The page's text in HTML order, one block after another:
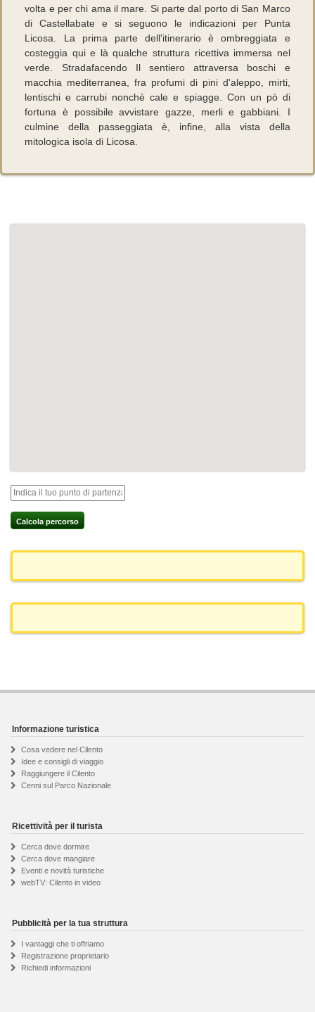
volta e per chi ama il mare. Si parte dal porto di San Marco
di Castellabate e si seguono le indicazioni per Punta
Licosa. La prima parte dell'itinerario è ombreggiata e
costeggia qui e là qualche struttura ricettiva immersa nel
verde. Stradafacendo Il sentiero attraversa boschi e
macchia mediterranea, fra profumi di pini d'aleppo, mirti,
lentischi e carrubi nonchè cale e spiagge. Con un pò di
fortuna è possibile avvistare gazze, merli e gabbiani. I
culmine della passeggiata è, infine, alla vista della
mitologica isola di Licosa.
Calcola percorso
Informazione turistica
Cosa vedere nel Cilento
Idee e consigli di viaggio
Raggiungere il Cilento
Cenni sul Parco Nazionale
Ricettività per il turista
Cerca dove dormire
Cerca dove mangiare
Eventi e novità turistiche
webTV: Cilento in video
Pubblicità per la tua struttura
I vantaggi che ti offriamo
Registrazione proprietario
Richiedi informazioni